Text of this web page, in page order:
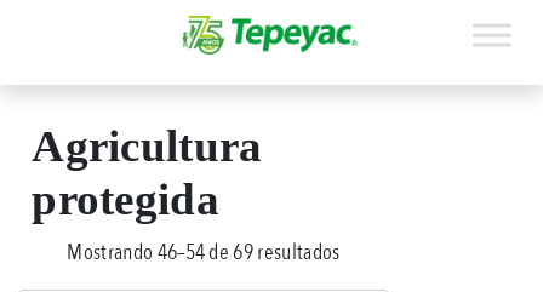
Agricultura
protegida
Mostrando 46–54 de 69 resultados